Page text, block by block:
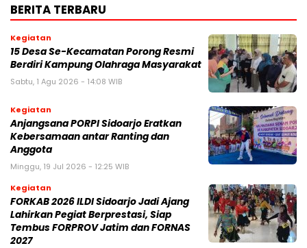
BERITA TERBARU
Kegiatan
15 Desa Se-Kecamatan Porong Resmi
Berdiri Kampung Olahraga Masyarakat
Sabtu, 1 Agu 2026 - 14:08 WIB
Kegiatan
Anjangsana PORPI Sidoarjo Eratkan
Kebersamaan antar Ranting dan
Anggota
Minggu, 19 Jul 2026 - 12:25 WIB
Kegiatan
FORKAB 2026 ILDI Sidoarjo Jadi Ajang
Lahirkan Pegiat Berprestasi, Siap
Tembus FORPROV Jatim dan FORNAS
2027